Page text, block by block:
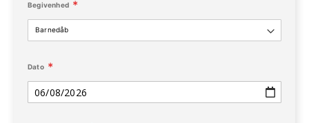
Begivenhed
Dato